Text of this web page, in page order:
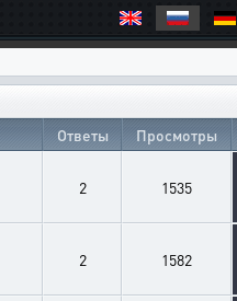
Ответы Просмотры
2 1535
2 1582